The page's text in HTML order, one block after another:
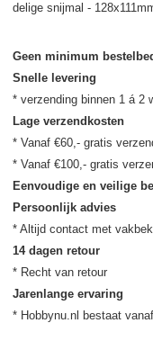
delige snijmal -
Geen minimum
Snelle levering
Lage verzendkosten
* Vanaf €60,- gratis
Eenvoudige en veilige
Persoonlijk advies
14 dagen retour
Jarenlange ervaring
* Hobbynu.nl bestaat